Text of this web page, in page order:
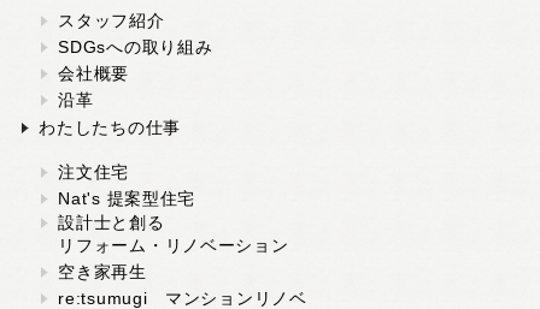
スタッフ紹介
SDGsへの取り組み
会社概要
沿革
わたしたちの仕事
注文住宅
Nat's 提案型住宅
設計士と創る
リフォーム・リノベーション
空き家再生
re:tsumugi マンションリノベ